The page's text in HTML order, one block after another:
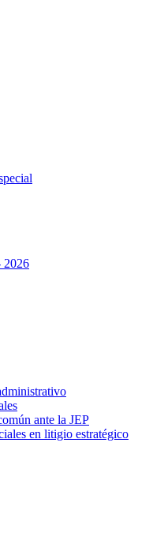
2026
ante la JEP
en litigio estratégico